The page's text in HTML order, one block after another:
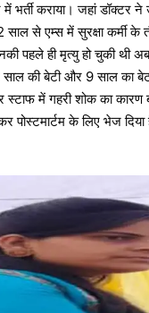
में भर्ती कराया। जहां डॉक्टर
साल से एम्स में सुरक्षा कर्मी के
पहले ही मृत्यु हो चुकी थी अब
की बेटी और 9 साल का
स्टाफ में गहरी शोक का
पोस्टमार्टम के लिए भेज